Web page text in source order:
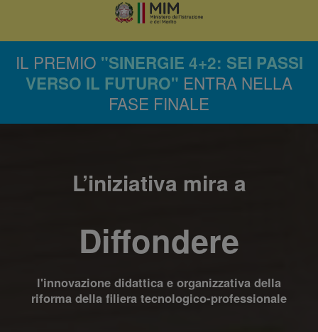
IL PREMIO "SINERGIE 4+2: SEI PASSI
VERSO IL FUTURO" ENTRA NELLA
FASE FINALE
L’iniziativa mira a
Diffondere
l'innovazione didattica e organizzativa della
riforma della filiera tecnologico-professionale